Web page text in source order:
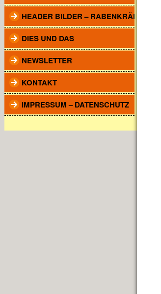
HEADER BILDER – RABENKRÄHEN
DIES UND DAS
NEWSLETTER
KONTAKT
IMPRESSUM – DATENSCHUTZ